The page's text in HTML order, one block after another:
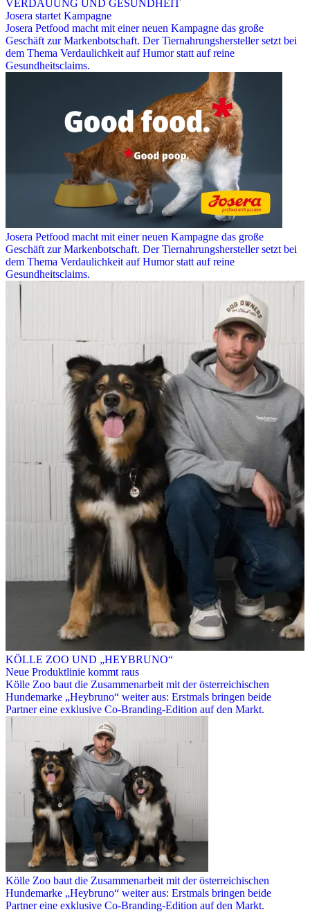
VERDAUUNG UND GESUNDHEIT
Josera startet Kampagne
Josera Petfood macht mit einer neuen Kampagne das große
Geschäft zur Markenbotschaft. Der Tiernahrungshersteller setzt bei
dem Thema Verdaulichkeit auf Humor statt auf reine
Gesundheitsclaims.
Josera Petfood macht mit einer neuen Kampagne das große
Geschäft zur Markenbotschaft. Der Tiernahrungshersteller setzt bei
dem Thema Verdaulichkeit auf Humor statt auf reine
Gesundheitsclaims.
KÖLLE ZOO UND „HEYBRUNO“
Neue Produktlinie kommt raus
Kölle Zoo baut die Zusammenarbeit mit der österreichischen
Hundemarke „Heybruno“ weiter aus: Erstmals bringen beide
Partner eine exklusive Co-Branding-Edition auf den Markt.
Kölle Zoo baut die Zusammenarbeit mit der österreichischen
Hundemarke „Heybruno“ weiter aus: Erstmals bringen beide
Partner eine exklusive Co-Branding-Edition auf den Markt.